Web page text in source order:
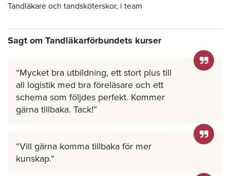
Tandläkare och tandsköterskor, i team
Sagt om Tandläkarförbundets kurser
Mycket bra utbildning, ett stort plus till
all logistik med bra föreläsare och ett
schema som följdes perfekt. Kommer
gärna tillbaka. Tack!
Vill gärna komma tillbaka för mer
kunskap.